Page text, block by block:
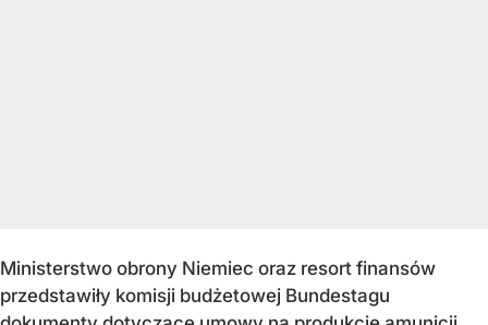
Ministerstwo obrony Niemiec oraz resort finansów
przedstawiły komisji budżetowej Bundestagu